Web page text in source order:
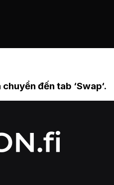
chuyển đến tab ‘Swap‘.